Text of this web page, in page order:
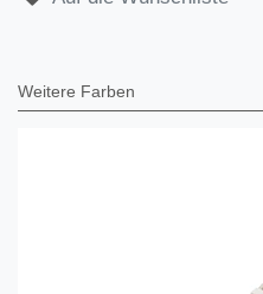
Weitere Farben